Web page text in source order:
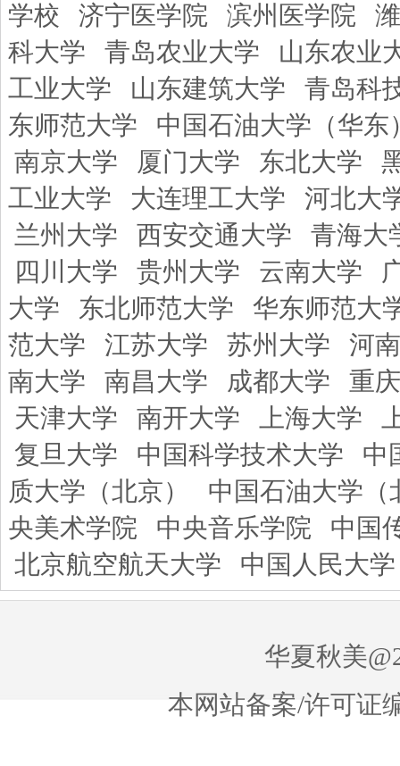
学校
济宁医学院 滨州医学院
科大学
青岛农业大学
山东农业
工业大学
山东建筑大学
青岛科
东师范大学
中国石油大学（华东
南京大学
厦门大学 东北大学
工业大学
大连理工大学
河北大
兰州大学
西安交通大学
青海大
四川大学
贵州大学 云南大学
大学
东北师范大学
华东师范大
范大学
江苏大学 苏州大学
河
南大学
南昌大学 成都大学
重
天津大学
南开大学 上海大学
复旦大学
中国科学技术大学
中
质大学（北京）
中国石油大学（
央美术学院
中央音乐学院
中国
北京航空航天大学
中国人民大学
华夏秋美
本网站备案/许可证